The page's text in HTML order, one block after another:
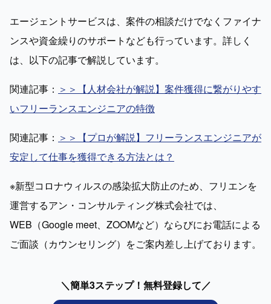
エージェントサービスは、案件の相談だけでなくファイナ
ンスや資金繰りのサポートなども行っています。詳しく
は、以下の記事で解説しています。
関連記事： ＞＞【人材会社が解説】案件獲得に繋がりやす
いフリーランスエンジニアの特徴
関連記事： ＞＞【プロが解説】フリーランスエンジニアが
安定して仕事を獲得できる方法とは？
※新型コロナウィルスの感染拡大防止のため、フリエンを
運営するアン・コンサルティング株式会社では、
WEB（Google meet、ZOOMなど）ならびにお電話による
ご面談（カウンセリング）をご案内差し上げております。
＼簡単3ステップ！無料登録して／